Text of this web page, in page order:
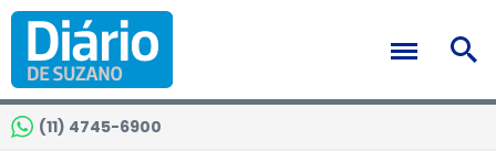
(11) 4745-6900